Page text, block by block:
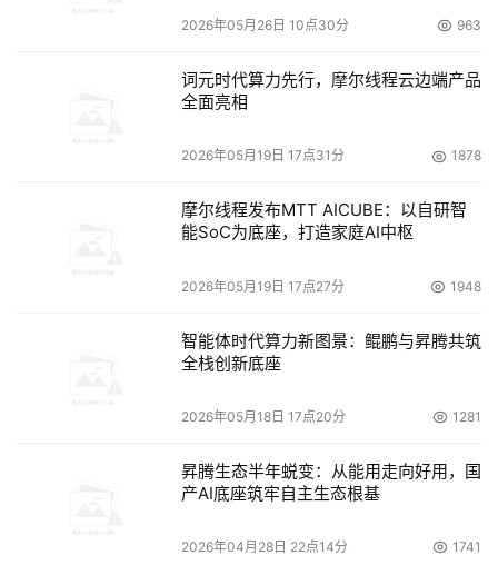
络的稳定运行。某个清晨，广大“打工人”还在梦乡中，新华
三的远程专家这时还坚守在工作岗位，当监测到网络设备重
常，经过专业研发团队的紧急攻关分析，定位故障的根因是
版本问题导致的CPU缓存异常，通过升级软件版本，搜狗在
很短的时间内就解决了问题。
这只是U-Center安仔远程运维服务的一个缩影，在这背
业务需求，在发现隐患后会在第一时间通知搜狗，并积极展
开交流沟通，针对重大问题提供专用“绿色通道”，由专家紧
急展开会诊，让搜狗的业务风险以最快速度排除。
由于搜狗拥有海量的基础设施，对所有设施进行高水准的巡
检将给搜狗的技术团队带来巨大的业务压力。针对常见的软
描，对存在重大隐患的版本进行预警和升级，即使是最细微
2026年05月26日 10点30分 963
词元时代算力先行，摩尔线程云边端产品
全面亮相
2026年05月19日 17点31分 1878
摩尔线程发布MTT AICUBE：以自研智
能SoC为底座，打造家庭AI中枢
2026年05月19日 17点27分 1948
智能体时代算力新图景：鲲鹏与昇腾共筑
全栈创新底座
2026年05月18日 17点20分 1281
昇腾生态半年蜕变：从能用走向好用，国
产AI底座筑牢自主生态根基
2026年04月28日 22点14分 1741